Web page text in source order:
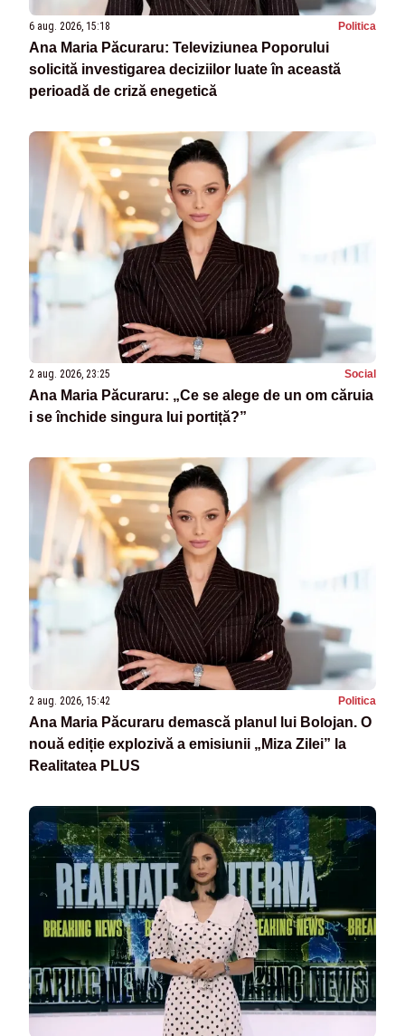
6 aug. 2026, 15:18 Politica
Ana Maria Păcuraru: Televiziunea Poporului
solicită investigarea deciziilor luate în această
perioadă de criză enegetică
2 aug. 2026, 23:25 Social
Ana Maria Păcuraru: „Ce se alege de un om căruia
i se închide singura lui portiță?”
2 aug. 2026, 15:42 Politica
Ana Maria Păcuraru demască planul lui Bolojan. O
nouă ediție explozivă a emisiunii „Miza Zilei” la
Realitatea PLUS